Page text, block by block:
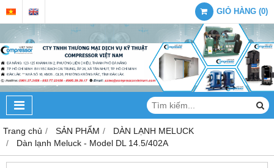
GIỎ HÀNG (0)
Trang chủ SẢN PHẨM
DÀN LẠNH MELUCK
Dàn lạnh Meluck - Model DL 14.5/402A